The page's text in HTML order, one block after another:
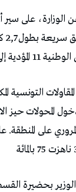
الوزارة، على
منزل بورقيبة.
التونسية
المحولات حيز
على المنطقة.
بحضيرة